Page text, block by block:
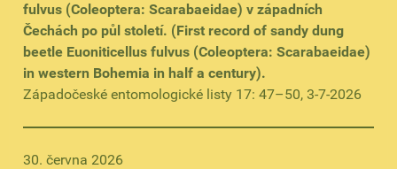
fulvus (Coleoptera: Scarabaeidae) v západních
Čechách po půl století. (First record of sandy dung
beetle Euoniticellus fulvus (Coleoptera: Scarabaeidae)
in western Bohemia in half a century).
Západočeské entomologické listy 17: 47–50, 3-7-2026
30. června 2026